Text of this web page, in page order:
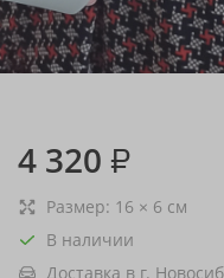
4 320 ₽
Размер: 16 × 6 см
В наличии
Доставка в г.